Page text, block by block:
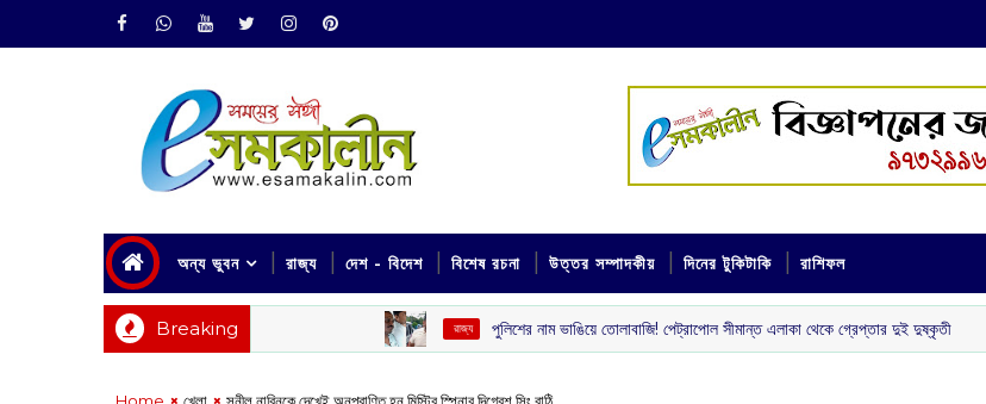
অন্য ভুবন রাজ্য দেশ - বিদেশ বিশেষ রচনা উত্তর সম্পাদকীয় দিনের টুকিটাকি রাশিফল
Breaking পুলিশের নাম ভাঙিয়ে তোলাবাজি! পেট্রাপোল সীমান্ত এলাকা থেকে গ্রেপ্তার দুই দুষ্কৃতী ‌ রাজ্য